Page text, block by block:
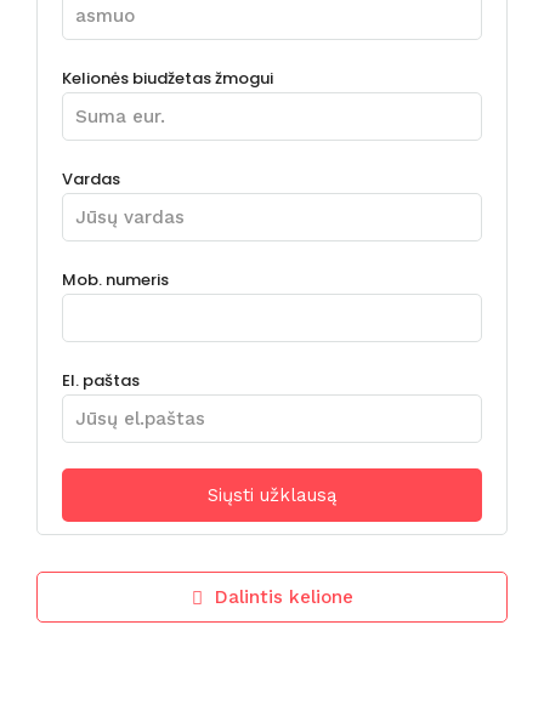
Kelionės biudžetas žmogui
Vardas
Mob. numeris
El. paštas
Dalintis kelione